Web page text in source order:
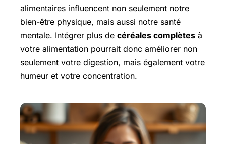
alimentaires influencent non seulement notre
bien-être physique, mais aussi notre santé
mentale. Intégrer plus de céréales complètes à
votre alimentation pourrait donc améliorer non
seulement votre digestion, mais également votre
humeur et votre concentration.